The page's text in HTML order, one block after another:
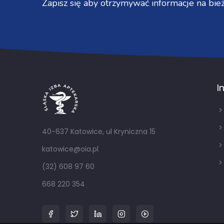
Zapisz się aby otrzymywać informacje na
40-637 Katowice, ul Kryniczna 15
katowice@oia.pl
(32) 608 97 60
668 220 354